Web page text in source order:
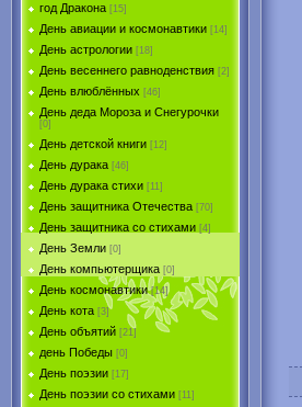
год Дракона [15]
День авиации и космонавтики [14]
День астрологии [18]
День весеннего равноденствия [2]
День влюблённых [46]
День деда Мороза и Снегурочки
[0]
День детской книги [12]
День дурака [46]
День дурака стихи [11]
День защитника Отечества [70]
День защитника со стихами [4]
День Земли [0]
День компьютерщика [0]
День космонавтики [14]
День кота [3]
День объятий [21]
день Победы [0]
День поэзии [17]
День поэзии со стихами [11]